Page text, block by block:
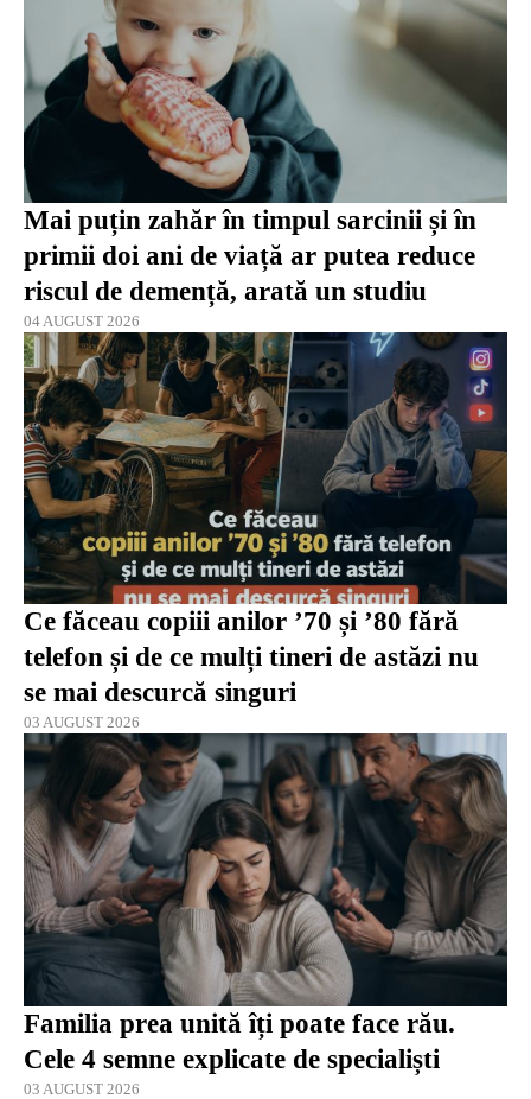
Mai puțin zahăr în timpul sarcinii și în
primii doi ani de viață ar putea reduce
riscul de demență, arată un studiu
04 AUGUST 2026
Ce făceau copiii anilor ’70 și ’80 fără
telefon și de ce mulți tineri de astăzi nu
se mai descurcă singuri
03 AUGUST 2026
Familia prea unită îți poate face rău.
Cele 4 semne explicate de specialiști
03 AUGUST 2026